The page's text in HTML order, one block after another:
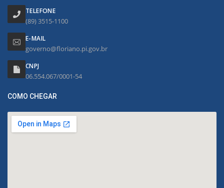
TELEFONE
(89) 3515-1100
E-MAIL
governo@floriano.pi.gov.br
CNPJ
06.554.067/0001-54
COMO CHEGAR